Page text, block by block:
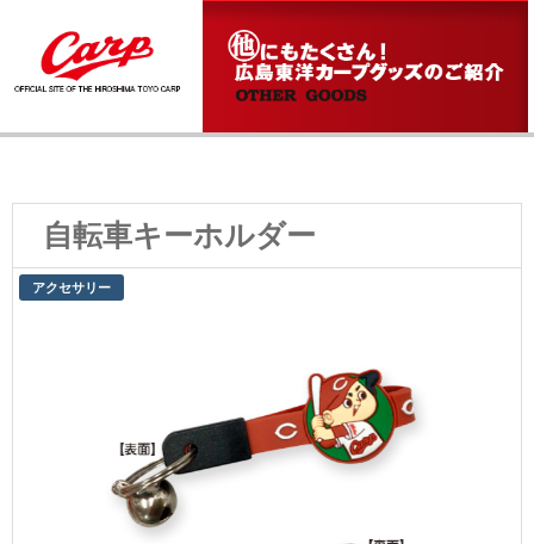
自転車キーホルダー
アクセサリー